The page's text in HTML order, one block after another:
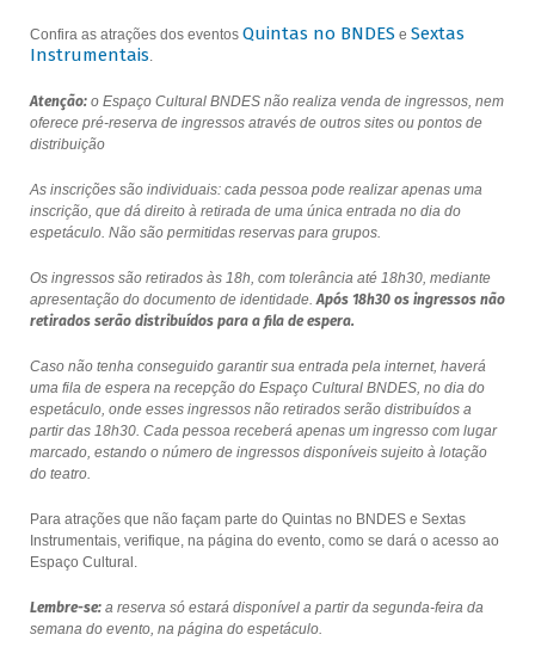
Confira as atrações dos eventos Quintas no BNDES e Sextas
Instrumentais.
Atenção:o Espaço Cultural BNDES não realiza venda de ingressos, nem
oferece pré-reserva de ingressos através de outros sites ou pontos de
distribuição
As inscrições são individuais: cada pessoa pode realizar apenas uma
inscrição, que dá direito à retirada de uma única entrada no dia do
espetáculo. Não são permitidas reservas para grupos.
Os ingressos são retirados às 18h, com tolerância até 18h30, mediante
apresentação do documento de identidade.Após 18h30 os ingressos não
retirados serão distribuídos para a fila de espera.
Caso não tenha conseguido garantir sua entrada pela internet, haverá
uma fila de espera na recepção do Espaço Cultural BNDES, no dia do
espetáculo, onde esses ingressos não retirados serão distribuídos a
partir das 18h30. Cada pessoa receberá apenas um ingresso com lugar
marcado, estando o número de ingressos disponíveis sujeito à lotação
do teatro.
Para atrações que não façam parte do Quintas no BNDES e Sextas
Instrumentais, verifique, na página do evento, como se dará o acesso ao
Espaço Cultural.
Lembre-se:a reserva só estará disponível a partir da segunda-feira da
semana do evento, na página do espetáculo.